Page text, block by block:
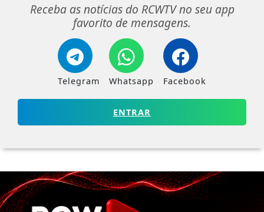
Receba as notícias do RCWTV no seu app
favorito de mensagens.
Telegram Whatsapp Facebook
ENTRAR